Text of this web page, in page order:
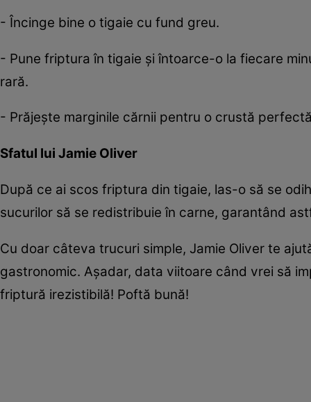
- Încinge bine o tigaie cu fund greu.
- Pune friptura în tigaie și întoarce-o la fiecare
rară.
- Prăjește marginile cărnii pentru o crustă
Sfatul lui Jamie Oliver
După ce ai scos friptura din tigaie, las-o să se
sucurilor să se redistribuie în carne, garantând
Cu doar câteva trucuri simple, Jamie Oliver te
gastronomic. Așadar, data viitoare când vrei să
friptură irezistibilă! Poftă bună!